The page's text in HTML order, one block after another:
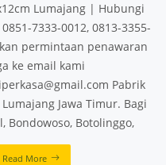
Lumajang | Hubungi
7333-0012, 0813-3355-
permintaan penawaran
ke email kami
Pabrik
Jawa Timur. Bagi
Bondowoso, Botolinggo,
Read More